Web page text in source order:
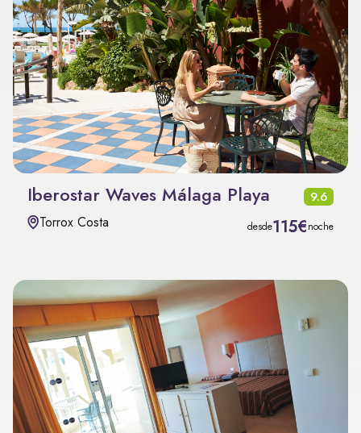
Iberostar Waves Málaga Playa 9.6
Torrox Costa desde115€noche